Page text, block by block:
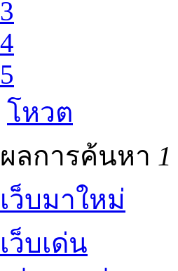
3
4
5
โหวต
ผลการค้นหา 1
เว็บมาใหม่
เว็บเด่น